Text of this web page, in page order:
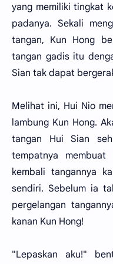
yang memiliki tingkat
padanya. Sekali
tangan, Kun Hong
tangan gadis itu
Sian tak dapat
Melihat ini, Hui Nio
lambung Kun Hong.
tangan Hui Sian
tempatnya
kembali tangannya
sendiri. Sebelum ia
pergelangan
kanan Kun Hong!
"Lepaskan aku!"